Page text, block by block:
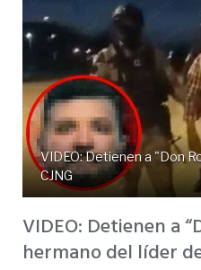
VIDEO: Detienen a "Don
CJNG
VIDEO: Detienen a
hermano del líder